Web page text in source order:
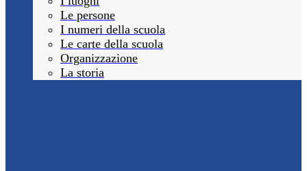
Le persone
I numeri della scuola
Le carte della scuola
Organizzazione
La storia